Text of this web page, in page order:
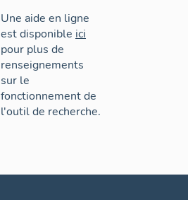
Une aide en ligne
est disponible ici
pour plus de
renseignements
sur le
fonctionnement de
l'outil de recherche.